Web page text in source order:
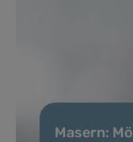
Masern: